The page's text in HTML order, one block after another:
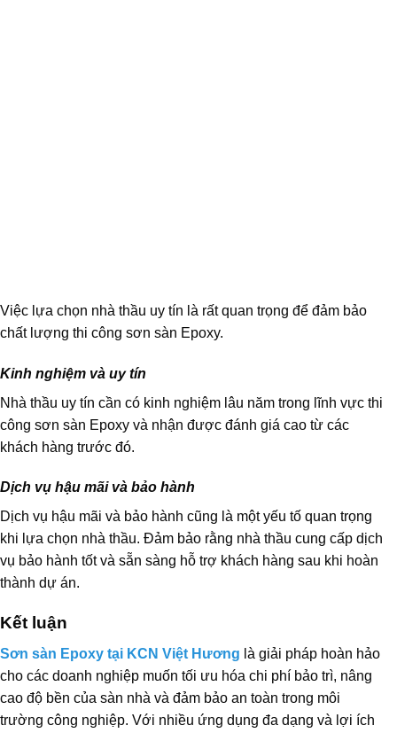
Việc lựa chọn nhà thầu uy tín là rất quan trọng để đảm bảo
chất lượng thi công sơn sàn Epoxy.
Kinh nghiệm và uy tín
Nhà thầu uy tín cần có kinh nghiệm lâu năm trong lĩnh vực thi
công sơn sàn Epoxy và nhận được đánh giá cao từ các
khách hàng trước đó.
Dịch vụ hậu mãi và bảo hành
Dịch vụ hậu mãi và bảo hành cũng là một yếu tố quan trọng
khi lựa chọn nhà thầu. Đảm bảo rằng nhà thầu cung cấp dịch
vụ bảo hành tốt và sẵn sàng hỗ trợ khách hàng sau khi hoàn
thành dự án.
Kết luận
Sơn sàn Epoxy tại KCN Việt Hương là giải pháp hoàn hảo
cho các doanh nghiệp muốn tối ưu hóa chi phí bảo trì, nâng
cao độ bền của sàn nhà và đảm bảo an toàn trong môi
trường công nghiệp. Với nhiều ứng dụng đa dạng và lợi ích